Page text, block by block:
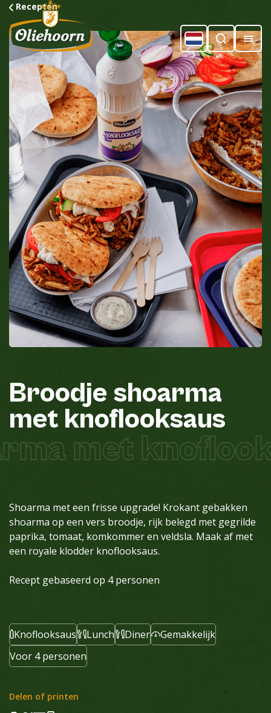
Recepten
Broodje shoarma
met knoflooksaus
met
Shoarma met een frisse upgrade! Krokant gebakken
shoarma op een vers broodje, rijk belegd met gegrilde
paprika, tomaat, komkommer en veldsla. Maak af met
een royale klodder knoflooksaus.
Recept gebaseerd op 4 personen
Knoflooksaus Lunch Diner
Gemakkelijk
Voor 4 personen
Delen of printen